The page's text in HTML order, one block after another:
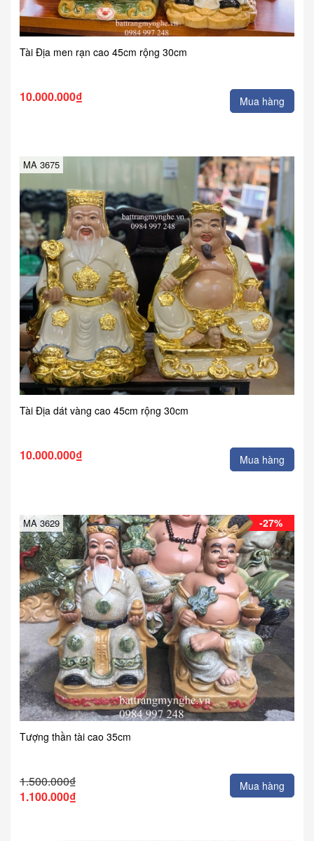
Tài Địa men rạn cao 45cm rộng 30cm
10.000.000₫ Mua hàng
MA 3675
Tài Địa dát vàng cao 45cm rộng 30cm
10.000.000₫ Mua hàng
-27%
MA 3629
Tượng thần tài cao 35cm
1.500.000₫
1.100.000₫
Mua hàng